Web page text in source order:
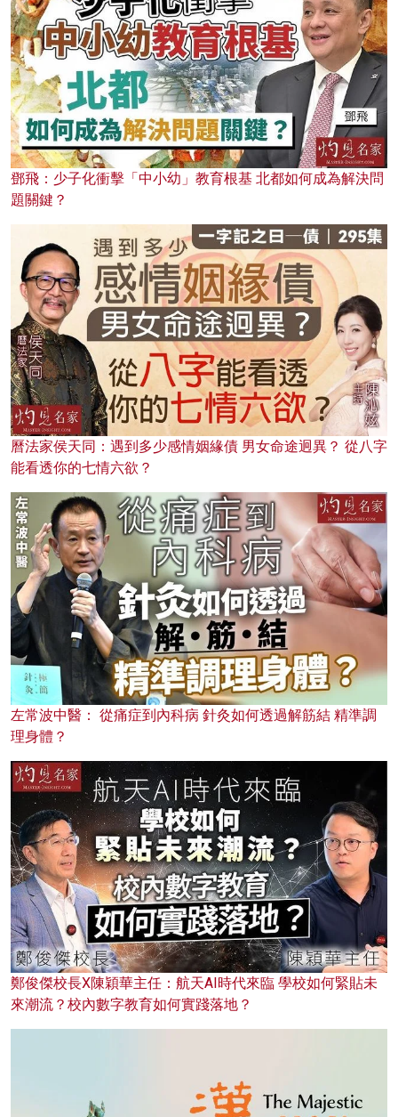
鄧飛：少子化衝擊「中小幼」教育根基 北都如何成為解決問
題關鍵？
曆法家侯天同：遇到多少感情姻緣債 男女命途迥異？ 從八字
能看透你的七情六欲？
左常波中醫： 從痛症到內科病 針灸如何透過解筋結 精準調
理身體？
鄭俊傑校長X陳穎華主任：航天AI時代來臨 學校如何緊貼未
來潮流？校內數字教育如何實踐落地？